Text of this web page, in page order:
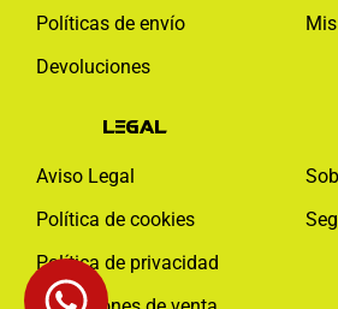
Políticas de envío
Devoluciones
Legal
Aviso Legal
Política de cookies
Política de privacidad